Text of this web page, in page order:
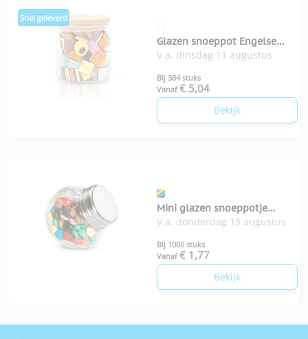
Glazen snoeppot Engelse
drop
V.a. dinsdag 11 augustus
Bij 384 stuks
Vanaf € 5,04
Bekijk
Mini glazen snoeppotje
chocolade Chocky
V.a. donderdag 13 augustus
Bij 1000 stuks
Vanaf € 1,77
Bekijk